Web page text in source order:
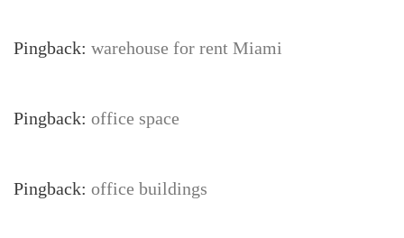
Pingback: warehouse for rent Miami
Pingback: office space
Pingback: office buildings